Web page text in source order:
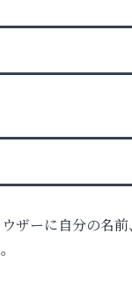
ザーに自分の名前